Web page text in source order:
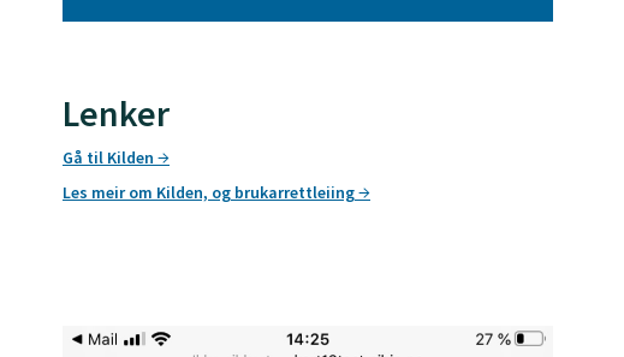
Lenker
Gå til Kilden
Les meir om Kilden, og brukarrettleiing